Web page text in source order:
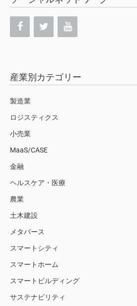
産業別カテゴリー
製造業
ロジスティクス
小売業
MaaS/CASE
金融
ヘルスケア・医療
農業
土木建設
メタバース
スマートシティ
スマートホーム
スマートビルディング
サステナビリティ